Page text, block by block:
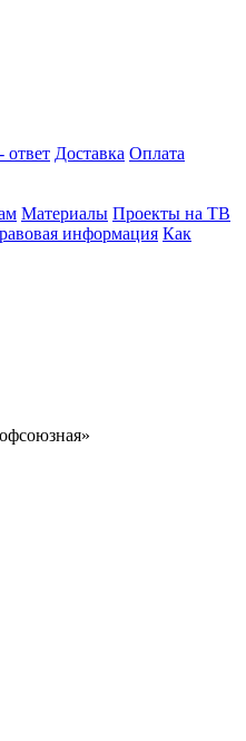
ответ Доставка Оплата
Материалы Проекты на ТВ
информация Как